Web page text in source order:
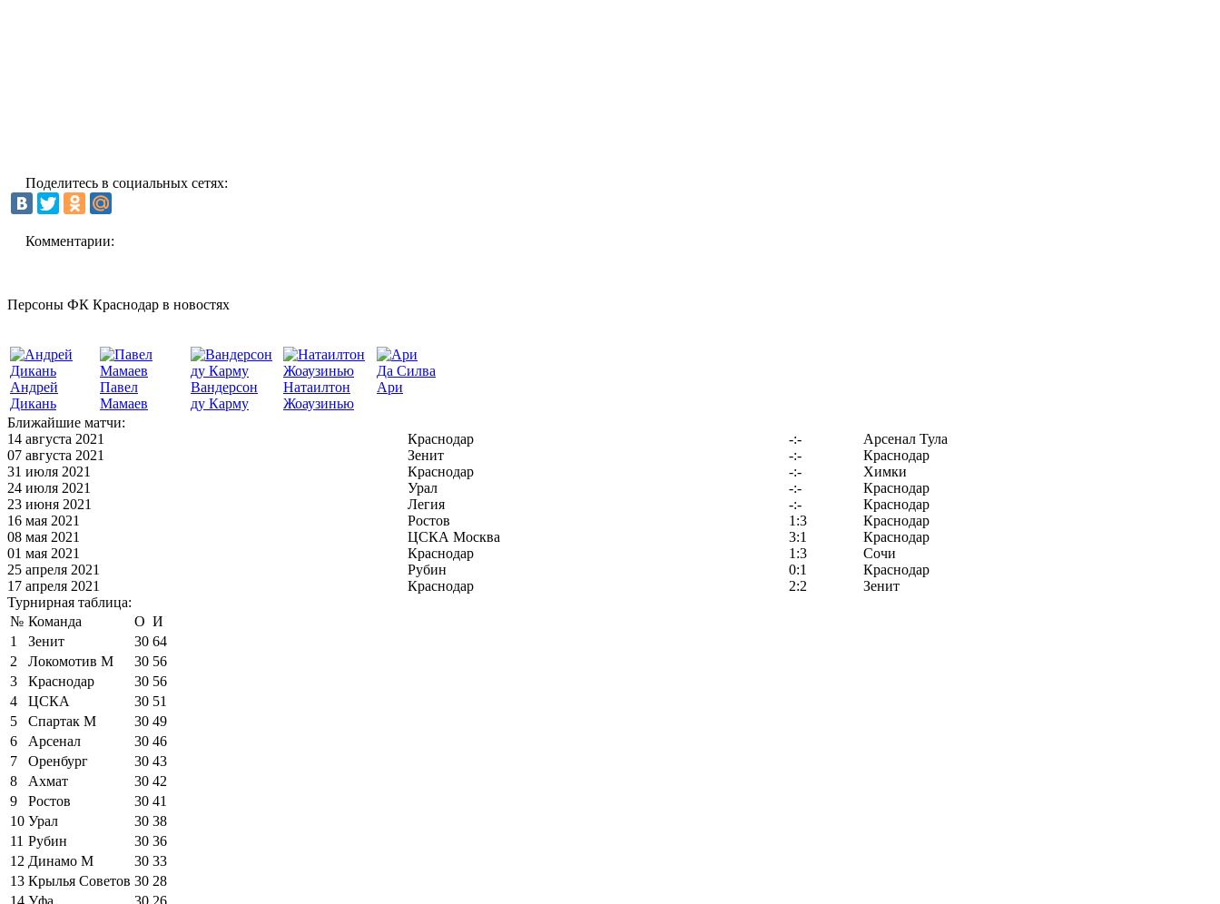
Поделитесь в социальных сетях:
Комментарии:
Персоны ФК Краснодар в новостях
Андрей
Дикань
Павел
Мамаев
Вандерсон
ду Карму
Натаилтон
Жоаузинью
Да Силва
Ари
Ближайшие матчи:
14 августа 2021
Краснодар -:-
Арсенал Тула
07 августа 2021
Зенит -:-
Краснодар
31 июля 2021
Краснодар -:-
Химки
24 июля 2021
Урал -:-
Краснодар
23 июня 2021
Легия -:-
Краснодар
16 мая 2021
Ростов 1:3
Краснодар
08 мая 2021
ЦСКА Москва 3:1
Краснодар
01 мая 2021
Краснодар 1:3
Сочи
25 апреля 2021
Рубин 0:1
Краснодар
17 апреля 2021
Краснодар 2:2
Зенит
Турнирная таблица:
№ Команда О И
1
Зенит 30 64
2
Локомотив М 30 56
3
Краснодар 30 56
4
ЦСКА 30 51
5
Спартак М 30 49
6
Арсенал 30 46
7
Оренбург 30 43
8
Ахмат 30 42
9
Ростов 30 41
10 Урал 30 38
11 Рубин 30 36
12 Динамо М 30 33
13 Крылья Советов 30 28
14 Уфа 30 26